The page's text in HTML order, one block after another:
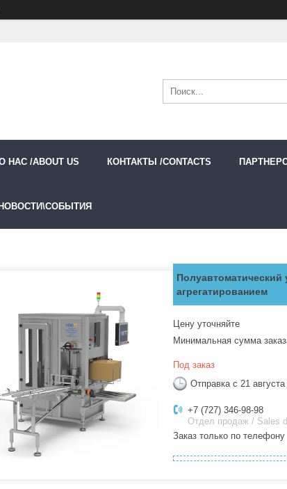
НАС /ABOUT US КОНТАКТЫ /CONTACTS
НОВОСТИ\СОБЫТИЯ
Полуавтоматический
агрегатированием
Цену уточняйте
Минимальная сумма
Под заказ
Отправка с 21
+7 (727) 346-98-98
Отдел продаж / Sales
Заказ только по телефону